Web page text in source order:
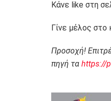
Κάνε like στη
Γίνε μέλος στο
Προσοχή!
πηγή τα https://